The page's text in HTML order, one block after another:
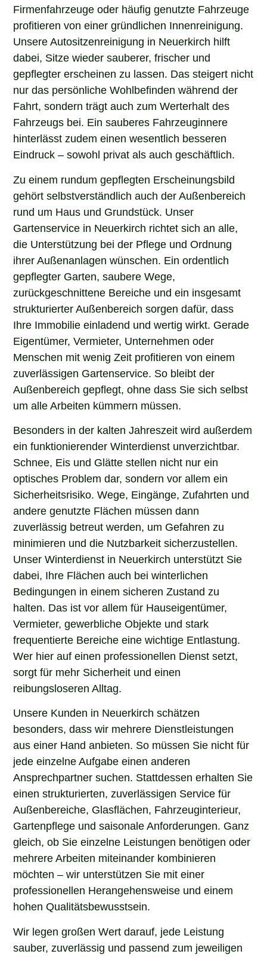
Firmenfahrzeuge oder häufig genutzte Fahrzeuge
profitieren von einer gründlichen Innenreinigung.
Unsere Autositzenreinigung in Neuerkirch hilft
dabei, Sitze wieder sauberer, frischer und
gepflegter erscheinen zu lassen. Das steigert nicht
nur das persönliche Wohlbefinden während der
Fahrt, sondern trägt auch zum Werterhalt des
Fahrzeugs bei. Ein sauberes Fahrzeuginnere
hinterlässt zudem einen wesentlich besseren
Eindruck – sowohl privat als auch geschäftlich.
Zu einem rundum gepflegten Erscheinungsbild
gehört selbstverständlich auch der Außenbereich
rund um Haus und Grundstück. Unser
Gartenservice in Neuerkirch richtet sich an alle,
die Unterstützung bei der Pflege und Ordnung
ihrer Außenanlagen wünschen. Ein ordentlich
gepflegter Garten, saubere Wege,
zurückgeschnittene Bereiche und ein insgesamt
strukturierter Außenbereich sorgen dafür, dass
Ihre Immobilie einladend und wertig wirkt. Gerade
Eigentümer, Vermieter, Unternehmen oder
Menschen mit wenig Zeit profitieren von einem
zuverlässigen Gartenservice. So bleibt der
Außenbereich gepflegt, ohne dass Sie sich selbst
um alle Arbeiten kümmern müssen.
Besonders in der kalten Jahreszeit wird außerdem
ein funktionierender Winterdienst unverzichtbar.
Schnee, Eis und Glätte stellen nicht nur ein
optisches Problem dar, sondern vor allem ein
Sicherheitsrisiko. Wege, Eingänge, Zufahrten und
andere genutzte Flächen müssen dann
zuverlässig betreut werden, um Gefahren zu
minimieren und die Nutzbarkeit sicherzustellen.
Unser Winterdienst in Neuerkirch unterstützt Sie
dabei, Ihre Flächen auch bei winterlichen
Bedingungen in einem sicheren Zustand zu
halten. Das ist vor allem für Hauseigentümer,
Vermieter, gewerbliche Objekte und stark
frequentierte Bereiche eine wichtige Entlastung.
Wer hier auf einen professionellen Dienst setzt,
sorgt für mehr Sicherheit und einen
reibungsloseren Alltag.
Unsere Kunden in Neuerkirch schätzen
besonders, dass wir mehrere Dienstleistungen
aus einer Hand anbieten. So müssen Sie nicht für
jede einzelne Aufgabe einen anderen
Ansprechpartner suchen. Stattdessen erhalten Sie
einen strukturierten, zuverlässigen Service für
Außenbereiche, Glasflächen, Fahrzeuginterieur,
Gartenpflege und saisonale Anforderungen. Ganz
gleich, ob Sie einzelne Leistungen benötigen oder
mehrere Arbeiten miteinander kombinieren
möchten – wir unterstützen Sie mit einer
professionellen Herangehensweise und einem
hohen Qualitätsbewusstsein.
Wir legen großen Wert darauf, jede Leistung
sauber, zuverlässig und passend zum jeweiligen